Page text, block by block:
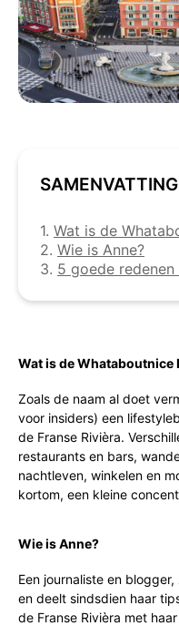
SAMENVATTING
1. Wat is de
2. Wie is Anne?
3. 5 goede
Wat is de Whataboutnice
Zoals de naam al doet
voor insiders) een
de Franse Rivièra.
restaurants en bars,
nachtleven, winkelen en
kortom, een kleine
Wie is Anne?
Een journaliste en
en deelt sindsdien haar
de Franse Rivièra met